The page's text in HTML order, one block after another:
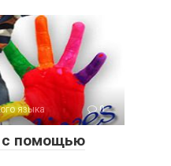
языка 0
с помощью